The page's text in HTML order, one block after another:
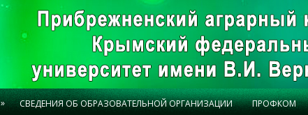
» СВЕДЕНИЯ ОБ ОБРАЗОВАТЕЛЬНОЙ ОРГАНИЗАЦИИ ПРОФКОМ